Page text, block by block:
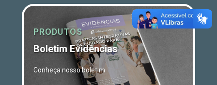
PRODUTOS
Boletim Evidências
Conheça nosso boletim